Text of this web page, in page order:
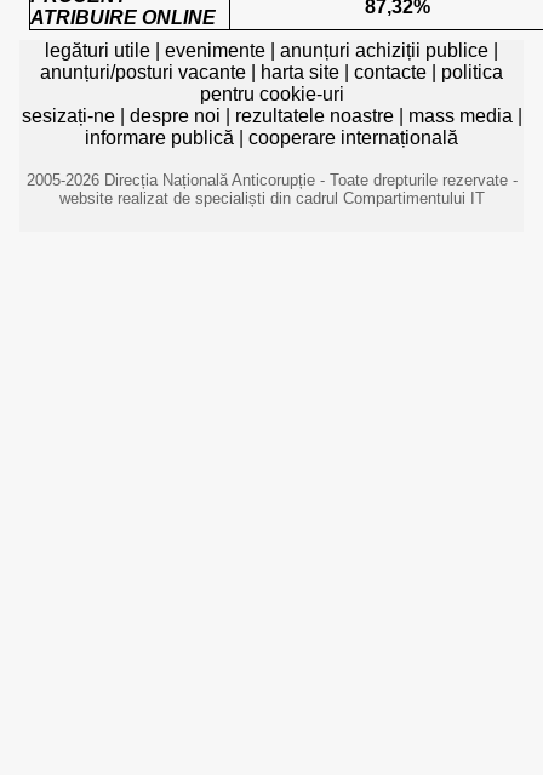
ATRIBUIRE ONLINE
87,32%
legături utile evenimente anunțuri achiziții publice
anunțuri/posturi vacante
harta site contacte
politica
pentru cookie-uri
sesizați-ne| despre noi rezultatele noastre| mass media
informare publică
cooperare internațională
2005-2026 Direcția Națională Anticorupție - Toate drepturile rezervate -
website realizat de specialiști din cadrul Compartimentului IT